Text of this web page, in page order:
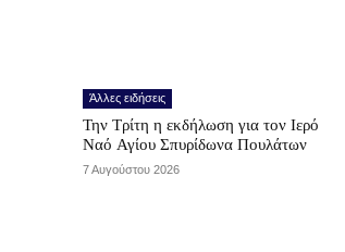
Άλλες ειδήσεις
Την Τρίτη η εκδήλωση για τον Ιερό
Ναό Αγίου Σπυρίδωνα Πουλάτων
7 Αυγούστου 2026